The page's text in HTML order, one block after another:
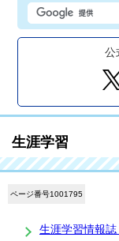
公
生涯学習
ページ番号1001795
生涯学習情報誌